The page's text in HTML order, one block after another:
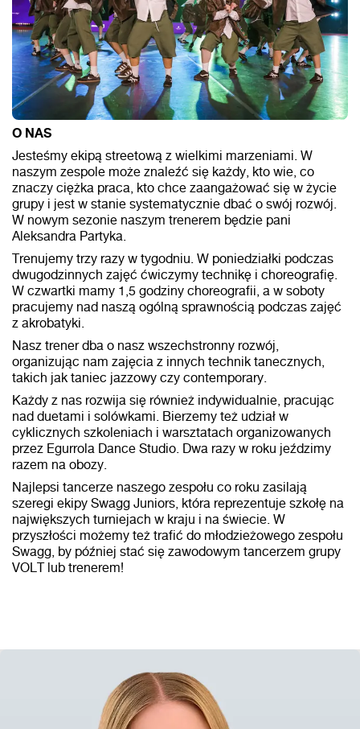
O NAS
Jesteśmy ekipą streetową z wielkimi marzeniami. W
naszym zespole może znaleźć się każdy, kto wie, co
znaczy ciężka praca, kto chce zaangażować się w życie
grupy i jest w stanie systematycznie dbać o swój rozwój.
W nowym sezonie naszym trenerem będzie pani
Aleksandra Partyka.
Trenujemy trzy razy w tygodniu. W poniedziałki podczas
dwugodzinnych zajęć ćwiczymy technikę i choreografię.
W czwartki mamy 1,5 godziny choreografii, a w soboty
pracujemy nad naszą ogólną sprawnością podczas zajęć
z akrobatyki.
Nasz trener dba o nasz wszechstronny rozwój,
organizując nam zajęcia z innych technik tanecznych,
takich jak taniec jazzowy czy contemporary.
Każdy z nas rozwija się również indywidualnie, pracując
nad duetami i solówkami. Bierzemy też udział w
cyklicznych szkoleniach i warsztatach organizowanych
przez Egurrola Dance Studio. Dwa razy w roku jeździmy
razem na obozy.
Najlepsi tancerze naszego zespołu co roku zasilają
szeregi ekipy Swagg Juniors, która reprezentuje szkołę na
największych turniejach w kraju i na świecie. W
przyszłości możemy też trafić do młodzieżowego zespołu
Swagg, by później stać się zawodowym tancerzem grupy
VOLT lub trenerem!